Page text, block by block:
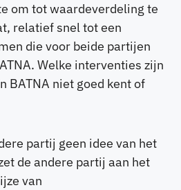
om tot waardeverdeling te
relatief snel tot een
die voor beide partijen
Welke interventies zijn
BATNA niet goed kent of
partij geen idee van het
de andere partij aan het
van